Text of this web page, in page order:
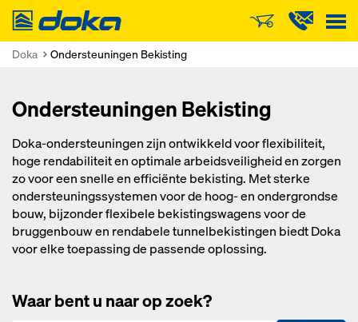
Doka
Doka Ondersteuningen Bekisting
Ondersteuningen Bekisting
Doka-ondersteuningen zijn ontwikkeld voor flexibiliteit,
hoge rendabiliteit en optimale arbeidsveiligheid en zorgen
zo voor een snelle en efficiënte bekisting. Met sterke
ondersteuningssystemen voor de hoog- en ondergrondse
bouw, bijzonder flexibele bekistingswagens voor de
bruggenbouw en rendabele tunnelbekistingen biedt Doka
voor elke toepassing de passende oplossing.
Waar bent u naar op zoek?